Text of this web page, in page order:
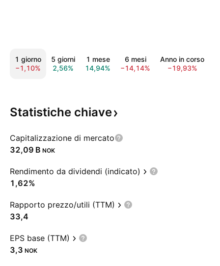
1 giorno
−1,10%
5 giorni
2,56%
1 mese
14,94%
6 mesi
−14,14%
Anno in corso
−19,93%
Statistiche chiave
Capitalizzazione di mercato
‪32,09 B‬ NOK
Rendimento da dividendi (indicato)
1,62%
Rapporto prezzo/utili (TTM)
33,4
EPS base (TTM)
3,3 NOK